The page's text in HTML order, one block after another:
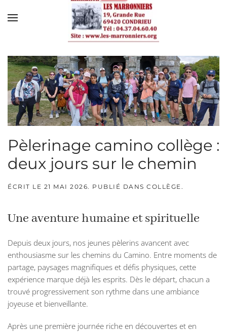
Skip to main content
Pèlerinage camino collège :
deux jours sur le chemin
ÉCRIT LE 21 MAI 2026. PUBLIÉ DANS COLLÈGE .
Une aventure humaine et spirituelle
Depuis deux jours, nos jeunes pèlerins avancent avec
enthousiasme sur les chemins du Camino. Entre moments de
partage, paysages magnifiques et défis physiques, cette
expérience marque déjà les esprits. Dès le départ, chacun a
trouvé progressivement son rythme dans une ambiance
joyeuse et bienveillante.
Après une première journée riche en découvertes et en